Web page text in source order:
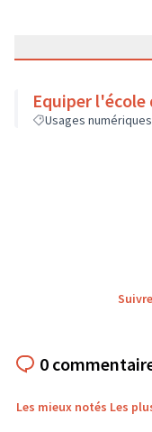
Equiper l'école
Usages numériques
Suivre
0
Les mieux notés Les